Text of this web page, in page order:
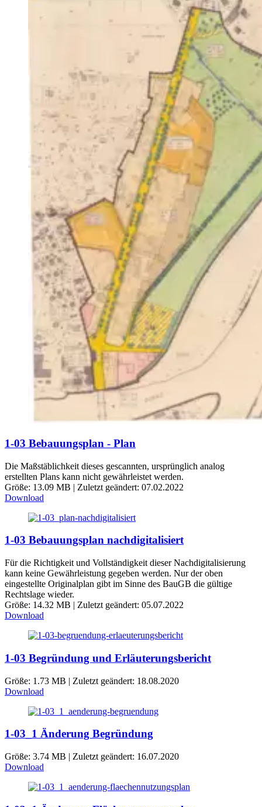
1-03 Bebauungsplan - Plan
Die Maßstäblichkeit dieses gescannten, ursprünglich analog
erstellten Plans kann nicht gewährleistet werden.
Größe: 13.09 MB | Zuletzt geändert: 07.02.2022
Download
1-03 Bebauungsplan nachdigitalisiert
Für die Richtigkeit und Vollständigkeit dieser Nachdigitalisierung
kann keine Gewährleistung gegeben werden. Nur der oben
eingestellte Originalplan gibt im Sinne des BauGB die gültige
Rechtslage wieder.
Größe: 14.32 MB | Zuletzt geändert: 05.07.2022
Download
1-03 Begründung und Erläuterungsbericht
Größe: 1.73 MB | Zuletzt geändert: 18.08.2020
Download
1-03_1 Änderung Begründung
Größe: 3.74 MB | Zuletzt geändert: 16.07.2020
Download